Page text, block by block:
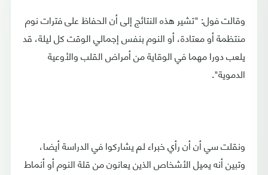
وقالت فول: "تشير هذه النتائج إلى أن الحفاظ على فترات نوم
منتظمة أو معتادة، أو النوم بنفس إجمالي الوقت كل ليلة، قد
يلعب دورا مهما في الوقاية من أمراض القلب والأوعية
الدموية".
ونقلت سي أن أن رأي خبراء لم يشاركوا في الدراسة أيضا،
وتبين أنه يميل الأشخاص الذين يعانون من قلة النوم أو أنماط